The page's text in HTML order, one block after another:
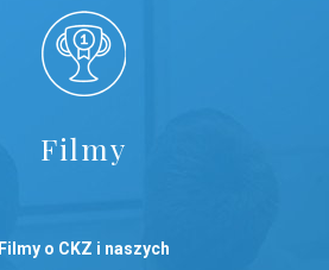
Filmy
Filmy o CKZ i naszych